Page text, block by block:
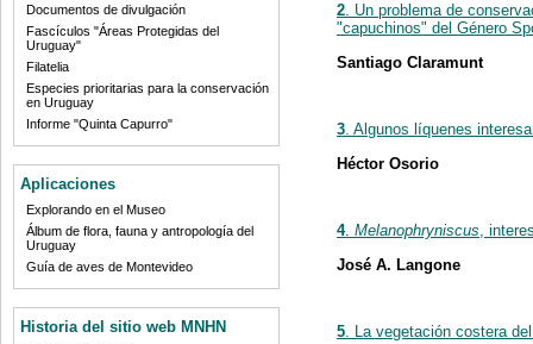
Documentos de divulgación
Fascículos "Áreas Protegidas del
Uruguay"
Filatelia
Especies prioritarias para la conservación
en Uruguay
Informe "Quinta Capurro"
Aplicaciones
Explorando en el Museo
Álbum de flora, fauna y antropología del
Uruguay
Guía de aves de Montevideo
Historia del sitio web MNHN
2. Un problema de
"capuchinos" del Género
Santiago Claramunt
3. Algunos líquenes
Héctor Osorio
4. Melanophryniscus,
José A. Langone
5. La vegetación costera